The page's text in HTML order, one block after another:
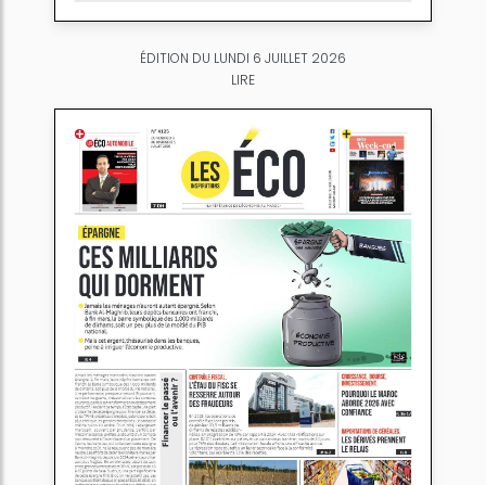
ÉDITION DU LUNDI 6 JUILLET 2026
LIRE